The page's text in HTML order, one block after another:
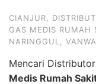
CIANJUR
GAS MEDIS RUMAH
NARINGGUL
Mencari Distributor
Medis Rumah